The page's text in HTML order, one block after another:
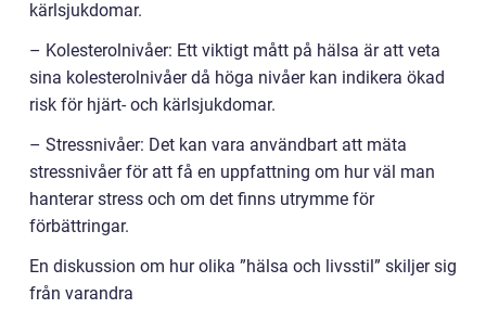
kärlsjukdomar.
– Kolesterolnivåer: Ett viktigt mått på hälsa är att veta
sina kolesterolnivåer då höga nivåer kan indikera ökad
risk för hjärt- och kärlsjukdomar.
– Stressnivåer: Det kan vara användbart att mäta
stressnivåer för att få en uppfattning om hur väl man
hanterar stress och om det finns utrymme för
förbättringar.
En diskussion om hur olika ”hälsa och livsstil” skiljer sig
från varandra